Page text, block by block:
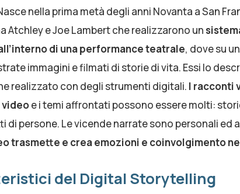
nella prima metà degli anni Novanta a San
Atchley e Joe Lambert che realizzarono un
di una performance teatrale, dove su
immagini e filmati di storie di vita. Essi lo
realizzato con degli strumenti digitali. I racconti
e i temi affrontati possono essere molti:
persone. Le vicende narrate sono personali ed
trasmette e crea emozioni e coinvolgimento
del Digital Storytelling